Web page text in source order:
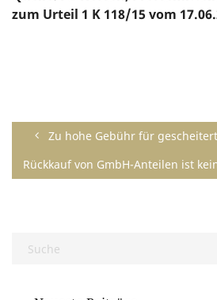
zum Urteil 1 K 118/15 vom
Zu hohe Gebühr für